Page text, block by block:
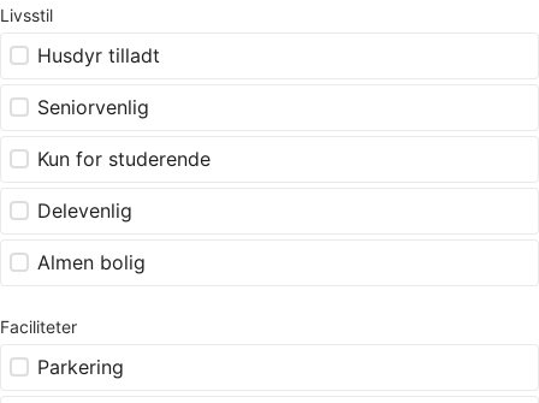
Livsstil
Husdyr tilladt
Seniorvenlig
Kun for studerende
Delevenlig
Almen bolig
Faciliteter
Parkering